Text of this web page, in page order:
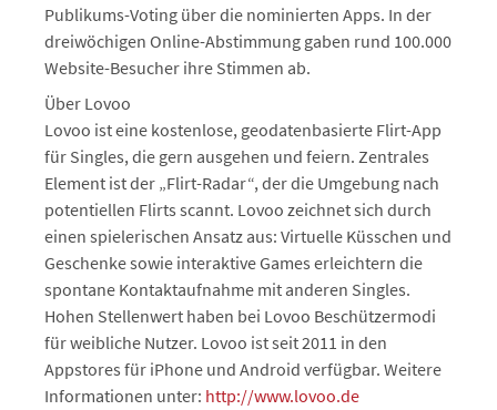
Publikums-Voting über die nominierten Apps. In der
dreiwöchigen Online-Abstimmung gaben rund 100.000
Website-Besucher ihre Stimmen ab.
Über Lovoo
Lovoo ist eine kostenlose, geodatenbasierte Flirt-App
für Singles, die gern ausgehen und feiern. Zentrales
Element ist der „Flirt-Radar“, der die Umgebung nach
potentiellen Flirts scannt. Lovoo zeichnet sich durch
einen spielerischen Ansatz aus: Virtuelle Küsschen und
Geschenke sowie interaktive Games erleichtern die
spontane Kontaktaufnahme mit anderen Singles.
Hohen Stellenwert haben bei Lovoo Beschützermodi
für weibliche Nutzer. Lovoo ist seit 2011 in den
Appstores für iPhone und Android verfügbar. Weitere
Informationen unter: http://www.lovoo.de